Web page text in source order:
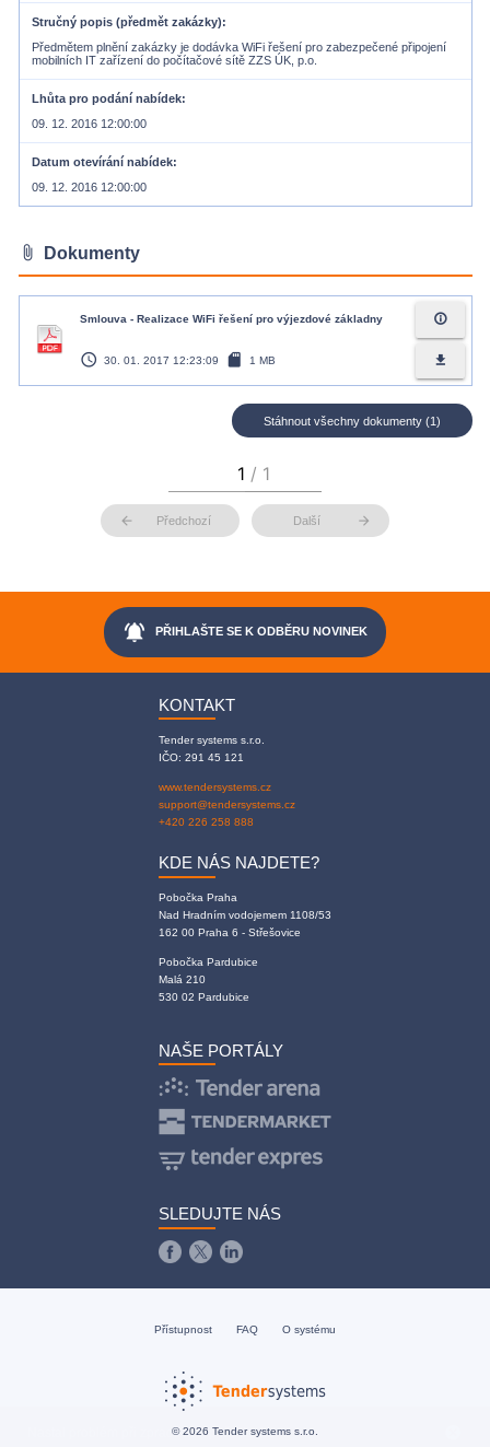
Stručný popis (předmět zakázky)
Předmětem plnění zakázky je dodávka WiFi řešení pro zabezpečené připojení
mobilních IT zařízení do počítačové sítě ZZS ÚK, p.o.
Lhůta pro podání nabídek
09. 12. 2016 12:00:00
Datum otevírání nabídek
09. 12. 2016 12:00:00
attach_file Dokumenty
Smlouva - Realizace WiFi řešení pro výjezdové základny
access_time 30. 01. 2017 12:23:09 sd_card 1 MB
info_outline
file_download
Stáhnout všechny dokumenty (1)
arrow_back Předchozí Další arrow_forward
notifications_active PŘIHLAŠTE SE K ODBĚRU NOVINEK
KONTAKT
Tender systems s.r.o.
IČO: 291 45 121
www.tendersystems.cz
support@tendersystems.cz
+420 226 258 888
KDE NÁS NAJDETE?
Pobočka Praha
Nad Hradním vodojemem 1108/53
162 00 Praha 6 - Střešovice
Pobočka Pardubice
Malá 210
530 02 Pardubice
NAŠE PORTÁLY
SLEDUJTE NÁS
Přístupnost FAQ O systému
© 2026 Tender systems s.r.o.